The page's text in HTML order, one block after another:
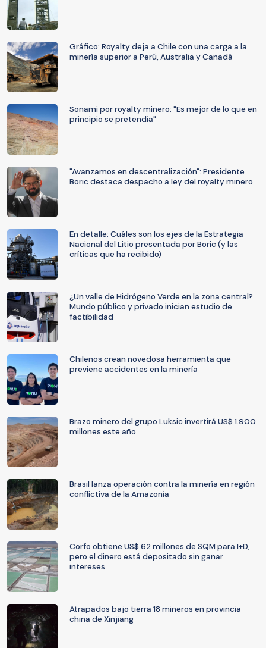
Gráfico: Royalty deja a Chile con una carga a la
minería superior a Perú, Australia y Canadá
Sonami por royalty minero: "Es mejor de lo que en
principio se pretendía"
"Avanzamos en descentralización": Presidente
Boric destaca despacho a ley del royalty minero
En detalle: Cuáles son los ejes de la Estrategia
Nacional del Litio presentada por Boric (y las
críticas que ha recibido)
¿Un valle de Hidrógeno Verde en la zona central?
Mundo público y privado inician estudio de
factibilidad
Chilenos crean novedosa herramienta que
previene accidentes en la minería
Brazo minero del grupo Luksic invertirá US$ 1.900
millones este año
Brasil lanza operación contra la minería en región
conflictiva de la Amazonía
Corfo obtiene US$ 62 millones de SQM para I+D,
pero el dinero está depositado sin ganar
intereses
Atrapados bajo tierra 18 mineros en provincia
china de Xinjiang